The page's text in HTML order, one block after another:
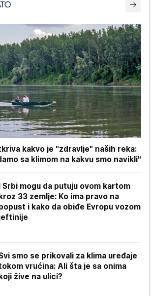
kakvo je "zdravlje" naših reka:
sa klimom na kakvu smo navikli"
I Srbi mogu da putuju ovom kartom
kroz 33 zemlje: Ko ima pravo na
i kako da obiđe Evropu vozom
smo se prikovali za klima uređaje
vrućina: Ali šta je sa onima
koji žive na ulici?